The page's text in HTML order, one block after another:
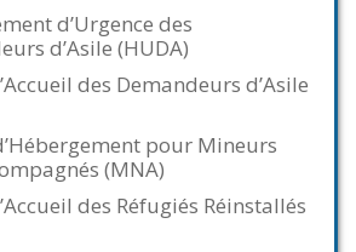
d’Urgence des
d’Asile (HUDA)
des Demandeurs d’Asile
pour Mineurs
(MNA)
des Réfugiés Réinstallés